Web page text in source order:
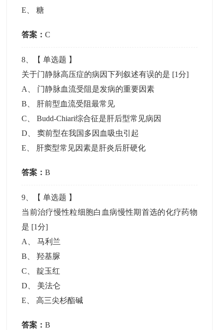
E 、糖
答案：C
8 、【单选题 】
关于门静脉高压症的病因下列叙述有误的是 [1分]
A
门静脉血流受阻是发病的重要因素
B
肝前型血流受阻最常见
C 、Budd-Chiari综合征是肝后型常见病因
D 、窦前型在我国多因血吸虫引起
E
肝窦型常见因素是肝炎后肝硬化
答案：B
9 、【单选题 】
当前治疗慢性粒细胞白血病慢性期首选的化疗药物
是 [1分]
A
、马利兰
B 、羟基脲
C 、靛玉红
D
美法仑
E 、高三尖杉酯碱
答案：B